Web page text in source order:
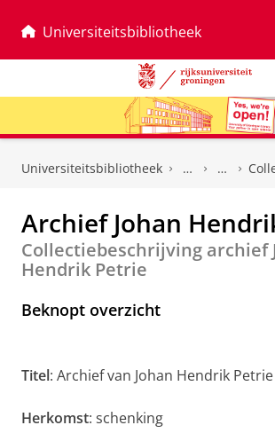
Universiteitsbibliotheek
Universiteitsbibliotheek
Archief Johan
Collectiebeschrijving archief
Hendrik Petrie
Beknopt overzicht
Titel: Archief van Johan Hendrik Petrie
Herkomst: schenking